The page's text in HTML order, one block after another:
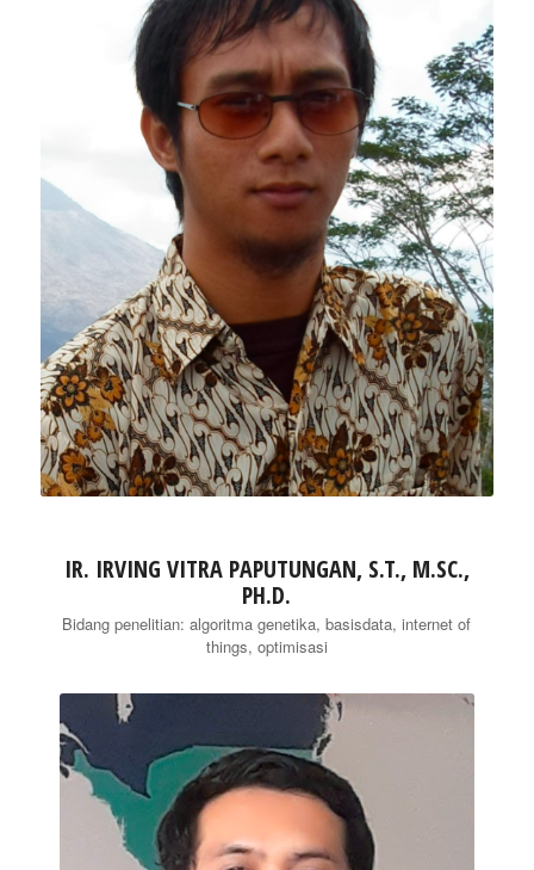
IR. IRVING VITRA PAPUTUNGAN, S.T., M.SC.,
PH.D.
Bidang penelitian: algoritma genetika, basisdata, internet of
things, optimisasi